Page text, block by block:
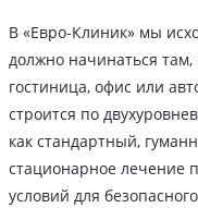
В «Евро-Клиник» мы
должно начинаться там,
гостиница, офис или
строится по
как стандартный,
стационарное лечение
условий для